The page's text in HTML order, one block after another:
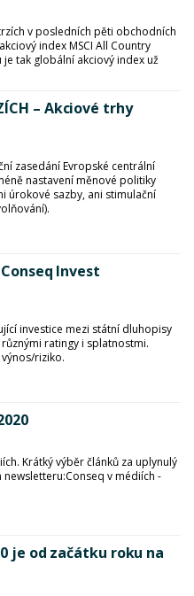
v posledních pěti obchodních
index MSCI All Country
tak globální akciový index už
– Akciové trhy
zasedání Evropské centrální
nastavení měnové politiky
úrokové sazby, ani stimulační
Invest
investice mezi státní dluhopisy
ratingy i splatnostmi.
riziko.
Krátký výběr článků za uplynulý
v médiích -
je od začátku roku na